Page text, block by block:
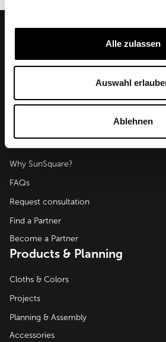
Alle zulassen
Auswahl
Ablehnen
Maderspergerstraße 12
Advice & Help
Why SunSquare?
FAQs
Request consultation
Find a Partner
Become a Partner
Products & Planning
Cloths & Colors
Projects
Planning & Assembly
Accessories